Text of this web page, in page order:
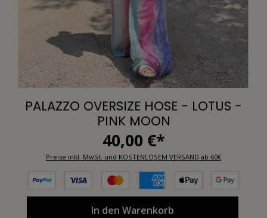
PALAZZO OVERSIZE HOSE - LOTUS -
PINK MOON
40,00 €*
Preise inkl. MwSt. und KOSTENLOSEM VERSAND ab 60€
In den Warenkorb